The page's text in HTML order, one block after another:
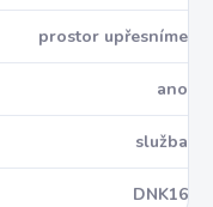
prostor upřesníme
ano
služba
DNK16